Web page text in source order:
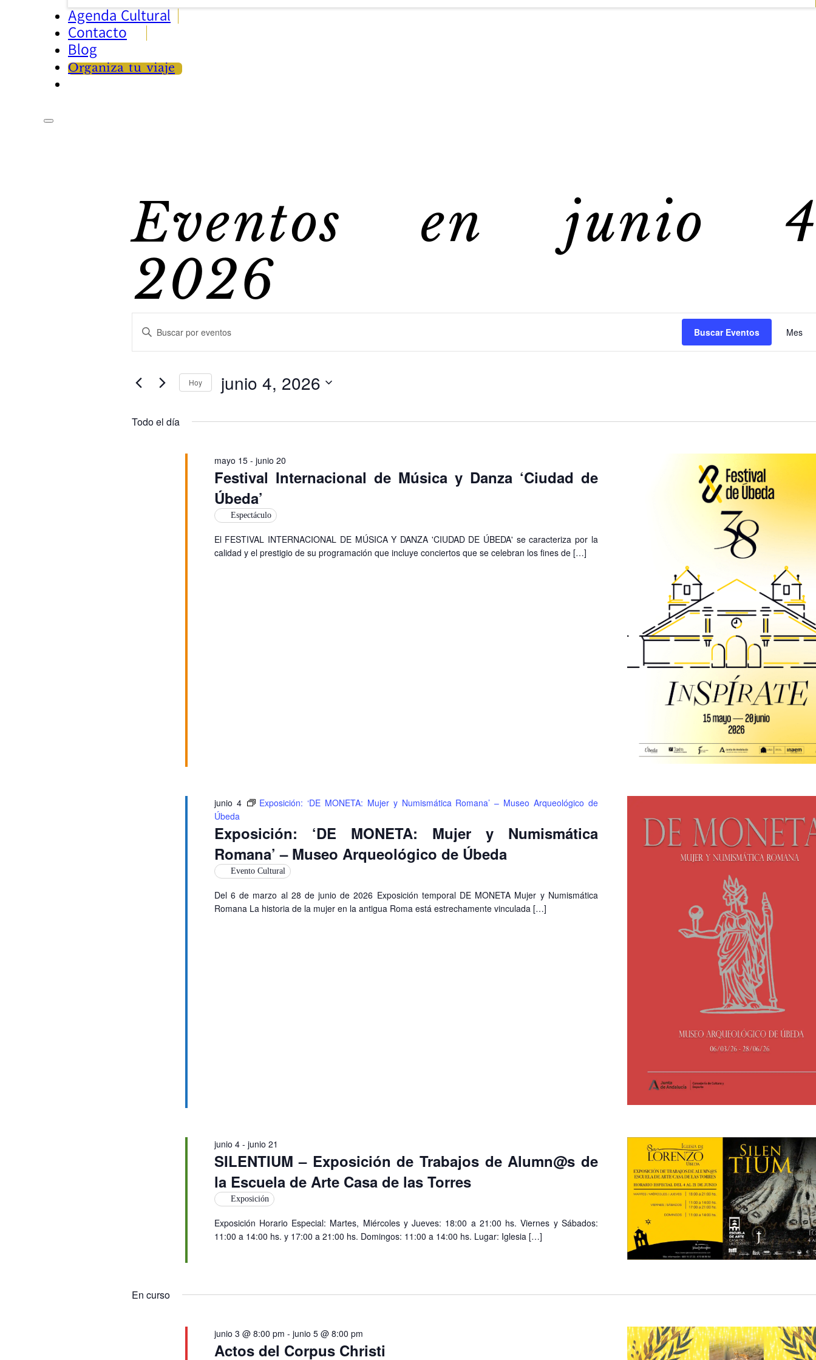
Agenda Cultural
Contacto
Blog
Organiza tu viaje
Eventos en junio
2026
Navegación
de
búsqueda
vistas
Introduce
palabra
Busca
Eventos
palabra
Buscar Eventos Mes
Hoy junio 4, 2026
fecha.
Todo el día
Festival Internacional de Música y Danza ‘Ciudad de
Úbeda’
mayo 15- junio 20
Espectáculo
El FESTIVAL INTERNACIONAL DE MÚSICA Y DANZA 'CIUDAD DE ÚBEDA' se caracteriza por la
calidad y el prestigio de su programación que incluye conciertos que se celebran los fines de […]
Exposición: ‘DE MONETA: Mujer y Numismática
Romana’ – Museo Arqueológico de Úbeda
junio 4
Exposición: ‘DE MONETA: Mujer y Numismática Romana’ – Museo Arqueológico de
Úbeda
Evento Cultural
Del 6 de marzo al 28 de junio de 2026 Exposición temporal DE MONETA Mujer y Numismática
Romana La historia de la mujer en la antigua Roma está estrechamente vinculada […]
SILENTIUM – Exposición de Trabajos de Alumn@s de
la Escuela de Arte Casa de las Torres
junio 4- junio 21
Exposición
Exposición Horario Especial: Martes, Miércoles y Jueves: 18:00 a 21:00 hs. Viernes y Sábados:
11:00 a 14:00 hs. y 17:00 a 21:00 hs. Domingos: 11:00 a 14:00 hs. Lugar: Iglesia […]
En curso
Actos del Corpus Christi
junio 3 @ 8:00 pm - junio 5 @ 8:00 pm